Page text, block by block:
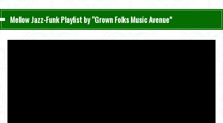
Mellow Jazz-Funk Playlist by “Grown Folks Music Avenue”